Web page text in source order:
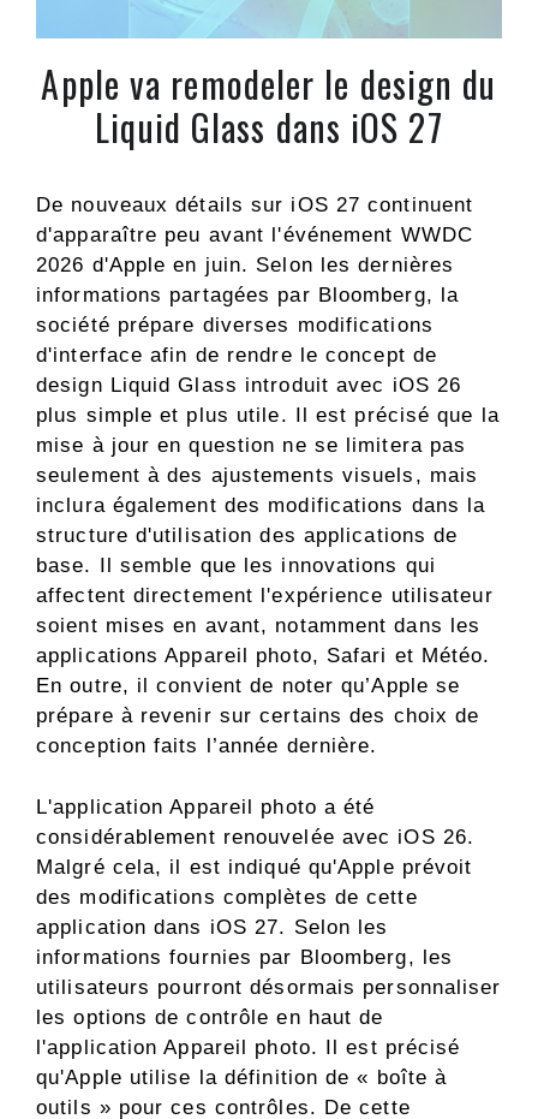
Apple va remodeler le design du
Liquid Glass dans iOS 27
De nouveaux détails sur iOS 27 continuent
d'apparaître peu avant l'événement WWDC
2026 d'Apple en juin. Selon les dernières
informations partagées par Bloomberg, la
société prépare diverses modifications
d'interface afin de rendre le concept de
design Liquid Glass introduit avec iOS 26
plus simple et plus utile. Il est précisé que la
mise à jour en question ne se limitera pas
seulement à des ajustements visuels, mais
inclura également des modifications dans la
structure d'utilisation des applications de
base. Il semble que les innovations qui
affectent directement l'expérience utilisateur
soient mises en avant, notamment dans les
applications Appareil photo, Safari et Météo.
En outre, il convient de noter qu’Apple se
prépare à revenir sur certains des choix de
conception faits l’année dernière.
L'application Appareil photo a été
considérablement renouvelée avec iOS 26.
Malgré cela, il est indiqué qu'Apple prévoit
des modifications complètes de cette
application dans iOS 27. Selon les
informations fournies par Bloomberg, les
utilisateurs pourront désormais personnaliser
les options de contrôle en haut de
l'application Appareil photo. Il est précisé
qu'Apple utilise la définition de « boîte à
outils » pour ces contrôles. De cette